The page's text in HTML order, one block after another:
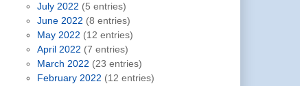
July 2022 (5 entries)
June 2022 (8 entries)
May 2022 (12 entries)
April 2022 (7 entries)
March 2022 (23 entries)
February 2022 (12 entries)